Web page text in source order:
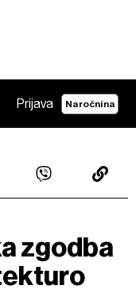
Prijava Naročnina
zgodba